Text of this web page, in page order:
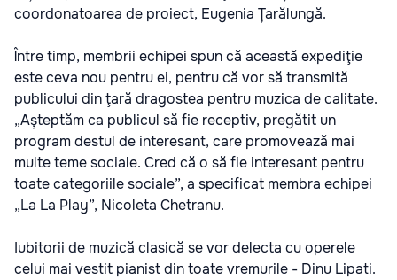
coordonatoarea de proiect, Eugenia Țarălungă.
Între timp, membrii echipei spun că această expediţie
este ceva nou pentru ei, pentru că vor să transmită
publicului din ţară dragostea pentru muzica de calitate.
„Aşteptăm ca publicul să fie receptiv, pregătit un
program destul de interesant, care promovează mai
multe teme sociale. Cred că o să fie interesant pentru
toate categoriile sociale”, a specificat membra echipei
„La La Play”, Nicoleta Chetranu.
Iubitorii de muzică clasică se vor delecta cu operele
celui mai vestit pianist din toate vremurile - Dinu Lipati.